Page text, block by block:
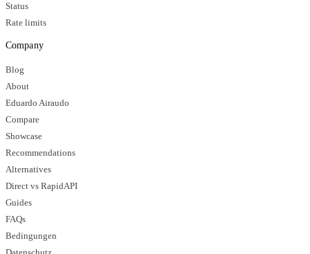
Status
Rate limits
Company
Blog
About
Eduardo Airaudo
Compare
Showcase
Recommendations
Alternatives
Direct vs RapidAPI
Guides
FAQs
Bedingungen